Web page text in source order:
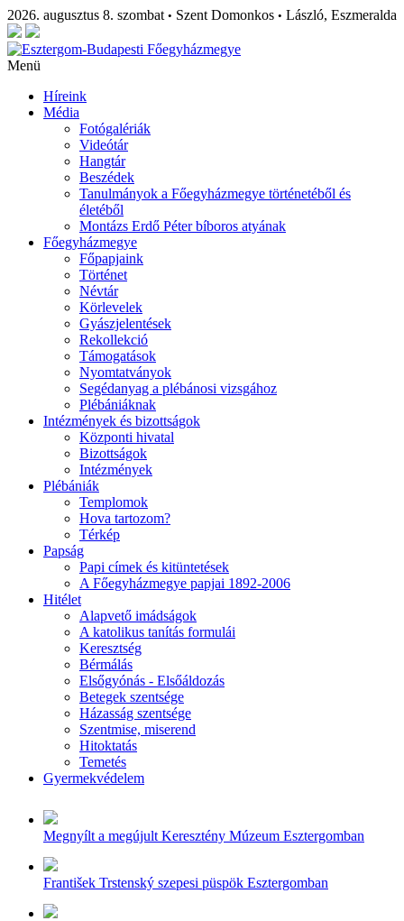
2026. augusztus 8. szombat • Szent Domonkos • László, Eszmeralda
Menü
Híreink
Média
Fotógalériák
Videótár
Hangtár
Beszédek
Tanulmányok a Főegyházmegye történetéből és
életéből
Montázs Erdő Péter bíboros atyának
Főegyházmegye
Főpapjaink
Történet
Névtár
Körlevelek
Gyászjelentések
Rekollekció
Támogatások
Nyomtatványok
Segédanyag a plébánosi vizsgához
Plébániáknak
Intézmények és bizottságok
Központi hivatal
Bizottságok
Intézmények
Plébániák
Templomok
Hova tartozom?
Térkép
Papság
Papi címek és kitüntetések
A Főegyházmegye papjai 1892-2006
Hitélet
Alapvető imádságok
A katolikus tanítás formulái
Keresztség
Bérmálás
Elsőgyónás - Elsőáldozás
Betegek szentsége
Házasság szentsége
Szentmise, miserend
Hitoktatás
Temetés
Gyermekvédelem
Megnyílt a megújult Keresztény Múzeum Esztergomban
František Trstenský szepesi püspök Esztergomban